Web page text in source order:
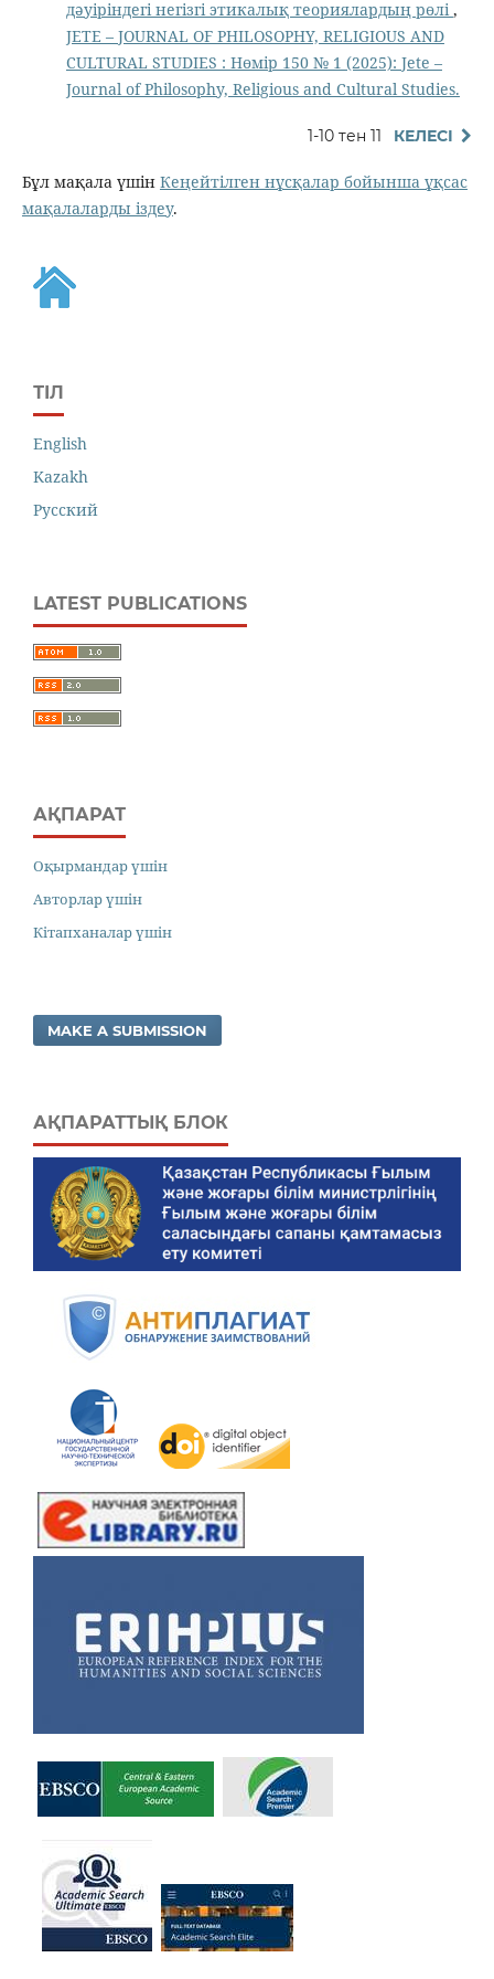
дәуіріндегі негізгі этикалық теориялардың рөлі,
JETE – JОURNAL OF PHILOSOPHY, RELIGIOUS AND
CULTURAL STUDIES : Нөмір 150 № 1 (2025): Jete –
Jоurnal of Philosophy, Religious аnd Cultural Studies.
1-10 тен 11 КЕЛЕСІ
Бұл мақала үшін Кеңейтілген нұсқалар бойынша ұқсас
мақалаларды іздеу.
ТІЛ
English
Kazakh
Русский
LATEST PUBLICATIONS
АҚПАРАТ
Оқырмандар үшін
Авторлар үшін
Кітапханалар үшін
MAKE A SUBMISSION
АҚПАРАТТЫҚ БЛОК